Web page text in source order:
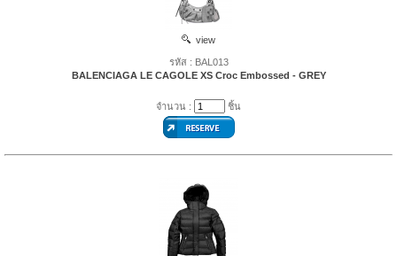
view
รหัส : BAL013
BALENCIAGA LE CAGOLE XS Croc Embossed - GREY
จำนวน : ชิ้น